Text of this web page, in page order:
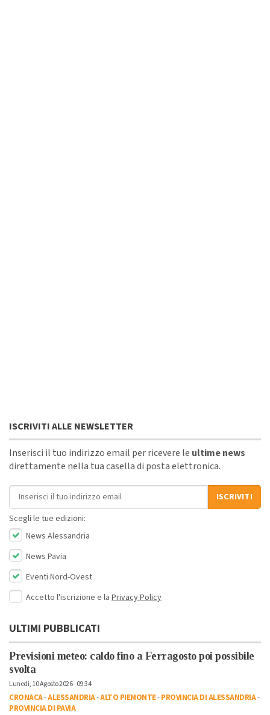
ISCRIVITI ALLE NEWSLETTER
Inserisci il tuo indirizzo email per ricevere le ultime news
direttamente nella tua casella di posta elettronica.
Indirizzo email
ISCRIVITI
Scegli le tue edizioni:
News Alessandria
News Pavia
Eventi Nord-Ovest
Accetto l'iscrizione e la Privacy Policy
ULTIMI PUBBLICATI
Previsioni meteo: caldo fino a Ferragosto poi possibile
svolta
Lunedì, 10 Agosto 2026 - 09:34
CRONACA-ALESSANDRIA-ALTO PIEMONTE-PROVINCIA DI ALESSANDRIA-
PROVINCIA DI PAVIA